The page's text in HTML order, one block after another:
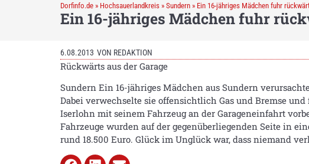
Dorfinfo.de » Hochsauerlandkreis » Sundern » Ein 16-jähriges Mädchen fuhr
Ein 16-jähriges Mädchen fuhr
6.08.2013 VON REDAKTION
Rückwärts aus der Garage
Sundern Ein 16-jähriges Mädchen aus Sundern
Dabei verwechselte sie offensichtlich Gas und Bremse
Iserlohn mit seinem Fahrzeug an der Garageneinfahrt
Fahrzeuge wurden auf der gegenüberliegenden Seite in
rund 18.500 Euro. Glück im Unglück war, dass niemand